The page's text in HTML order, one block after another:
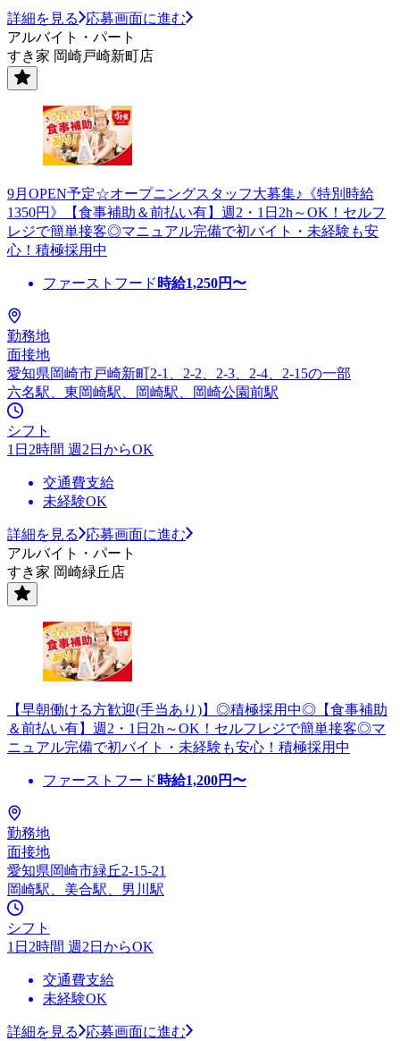
詳細を見る
応募画面に進む
アルバイト・パート
すき家 岡崎戸崎新町店
9月OPEN予定☆オープニングスタッフ大募集♪《特別時給
1350円》【食事補助＆前払い有】週2・1日2h～OK！セルフ
レジで簡単接客◎マニュアル完備で初バイト・未経験も安
心！積極採用中
ファーストフード 時給1,250円〜
勤務地
面接地
愛知県岡崎市戸崎新町2-1、2-2、2-3、2-4、2-15の一部
六名駅、東岡崎駅、岡崎駅、岡崎公園前駅
シフト
1日2時間 週2日からOK
交通費支給
未経験OK
詳細を見る
応募画面に進む
アルバイト・パート
すき家 岡崎緑丘店
【早朝働ける方歓迎(手当あり)】◎積極採用中◎【食事補助
＆前払い有】週2・1日2h～OK！セルフレジで簡単接客◎マ
ニュアル完備で初バイト・未経験も安心！積極採用中
ファーストフード 時給1,200円〜
勤務地
面接地
愛知県岡崎市緑丘2-15-21
岡崎駅、美合駅、男川駅
シフト
1日2時間 週2日からOK
交通費支給
未経験OK
詳細を見る
応募画面に進む